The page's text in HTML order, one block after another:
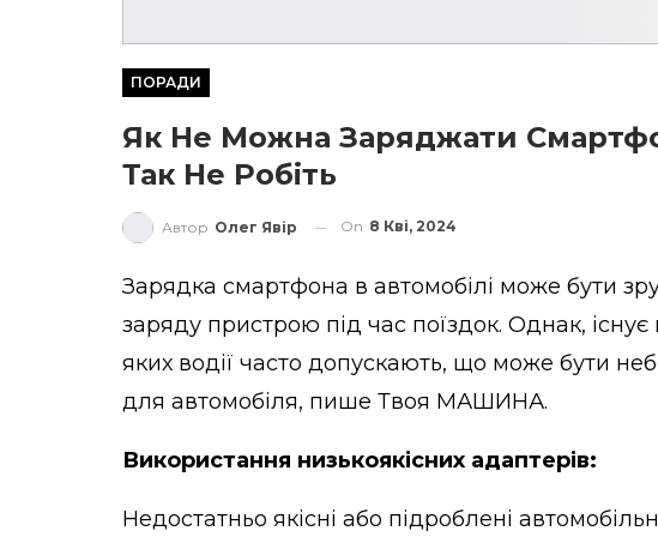
ПОРАДИ
Як Не Можна Заряджати
Так Не Робіть
Автор Олег Явір On 8 Кві, 2024
Зарядка смартфона в автомобілі може бути
заряду пристрою під час поїздок. Однак,
яких водії часто допускають, що може бути
для автомобіля, пише Твоя МАШИНА.
Використання низькоякісних адаптерів:
Недостатньо якісні або підроблені